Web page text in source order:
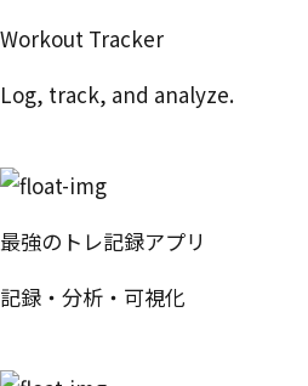
Workout Tracker
Log, track, and analyze.
最強のトレ記録アプリ
記録・分析・可視化